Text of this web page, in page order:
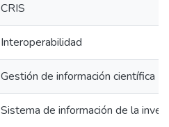
CRIS
Interoperabilidad
Gestión de información científica
Sistema de información de la